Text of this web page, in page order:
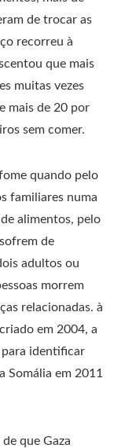
de trocar as
recorreu à
que mais
muitas vezes
mais de 20 por
sem comer.
quando pelo
familiares numa
alimentos, pelo
de
adultos ou
morrem
relacionadas. à
em 2004, a
identificar
Somália em 2011
que Gaza